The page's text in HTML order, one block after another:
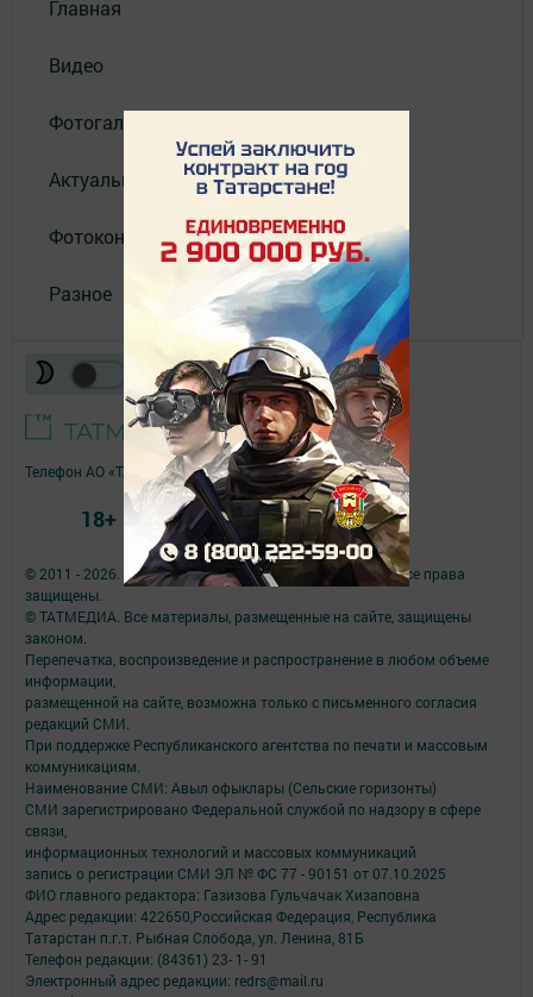
Главная
Видео
Фотогалереи
Актуальное видео
Фотоконкурс
Разное
© 2011 - 2026. Авыл офыклары (Сельские горизонты). Все права
защищены.
© ТАТМЕДИА. Все материалы, размещенные на сайте, защищены
законом.
Перепечатка, воспроизведение и распространение в любом объеме
информации,
размещенной на сайте, возможна только с письменного согласия
редакций СМИ.
При поддержке Республиканского агентства по печати и массовым
коммуникациям.
Наименование СМИ: Авыл офыклары (Сельские горизонты)
СМИ зарегистрировано Федеральной службой по надзору в сфере
связи,
информационных технологий и массовых коммуникаций
запись о регистрации СМИ ЭЛ № ФС 77 - 90151 от 07.10.2025
ФИО главного редактора: Газизова Гульчачак Хизаповна
Адрес редакции: 422650,Российская Федерация, Республика
Татарстан п.г.т. Рыбная Слобода, ул. Ленина, 81Б
Телефон редакции: (84361) 23- 1- 91
Электронный адрес редакции: redrs@mail.ru
Телефон АО «ТАТМЕДИА»:(843) 222 09 84
18+